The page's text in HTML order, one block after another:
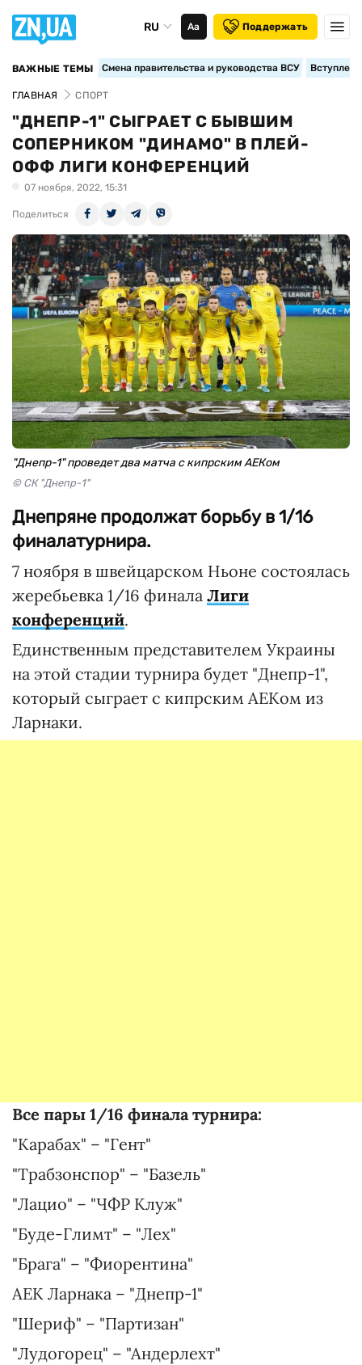
RU Аа Поддержать
ВАЖНЫЕ ТЕМЫ Смена правительства и руководства ВСУ
ГЛАВНАЯ СПОРТ
"ДНЕПР-1" СЫГРАЕТ С БЫВШИМ
СОПЕРНИКОМ "ДИНАМО" В ПЛЕЙ-
ОФФ ЛИГИ КОНФЕРЕНЦИЙ
07 ноября, 2022, 15:31
Поделиться
"Днепр-1" проведет два матча с кипрским АЕКом
© СК "Днепр-1"
Днепряне продолжат борьбу в 1/16
финалатурнира.
7 ноября в швейцарском Ньоне состоялась
жеребьевка 1/16 финала Лиги
конференций.
Единственным представителем Украины
на этой стадии турнира будет "Днепр-1",
который сыграет с кипрским АЕКом из
Ларнаки.
Все пары 1/16 финала турнира:
"Карабах" – "Гент"
"Трабзонспор" – "Базель"
"Лацио" – "ЧФР Клуж"
"Буде-Глимт" – "Лех"
"Брага" – "Фиорентина"
АЕК Ларнака – "Днепр-1"
"Шериф" – "Партизан"
"Лудогорец" – "Андерлехт"